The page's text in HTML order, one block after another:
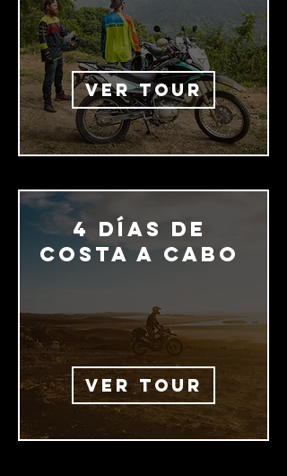
VER TOUR
4 días de
costa a cabo
VER TOUR